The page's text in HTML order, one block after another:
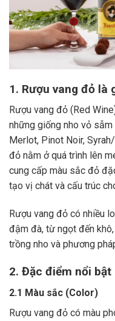
1. Rượu vang đỏ là
Rượu vang đỏ (Red
những giống nho vỏ sẫm
Merlot, Pinot Noir,
đỏ nằm ở quá trình lên
cung cấp màu sắc đỏ
tạo vị chát và cấu trúc
Rượu vang đỏ có nhiều
đậm đà, từ ngọt đến
trồng nho và phương
2. Đặc điểm nổi bật
2.1 Màu sắc (Color)
Rượu vang đỏ có màu